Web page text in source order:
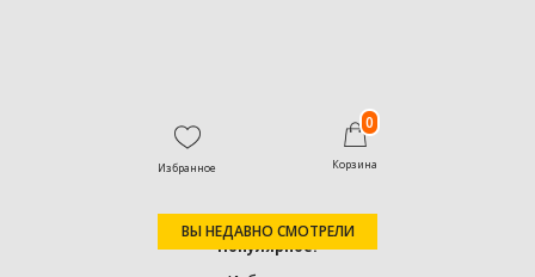
Популярное:
Избранное
0
Корзина
ВЫ НЕДАВНО СМОТРЕЛИ